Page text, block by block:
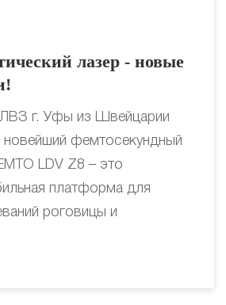
лазер - новые
г. Уфы из Швейцарии
новейший фемтосекундный
LDV Z8 – это
платформа для
роговицы и